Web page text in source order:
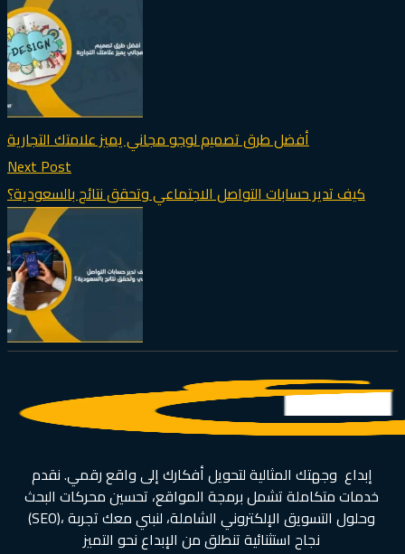
أفضل طرق تصميم لوجو مجاني يميز علامتك التجارية
Next Post
كيف تدير حسابات التواصل الاجتماعي وتحقق نتائج بالسعودية؟
إبداع وجهتك المثالية لتحويل أفكارك إلى واقع رقمي. نقدم
خدمات متكاملة تشمل برمجة المواقع، تحسين محركات البحث
(SEO)، وحلول التسويق الإلكتروني الشاملة، لنبني معك تجربة
نجاح استثنائية تنطلق من الإبداع نحو التميز